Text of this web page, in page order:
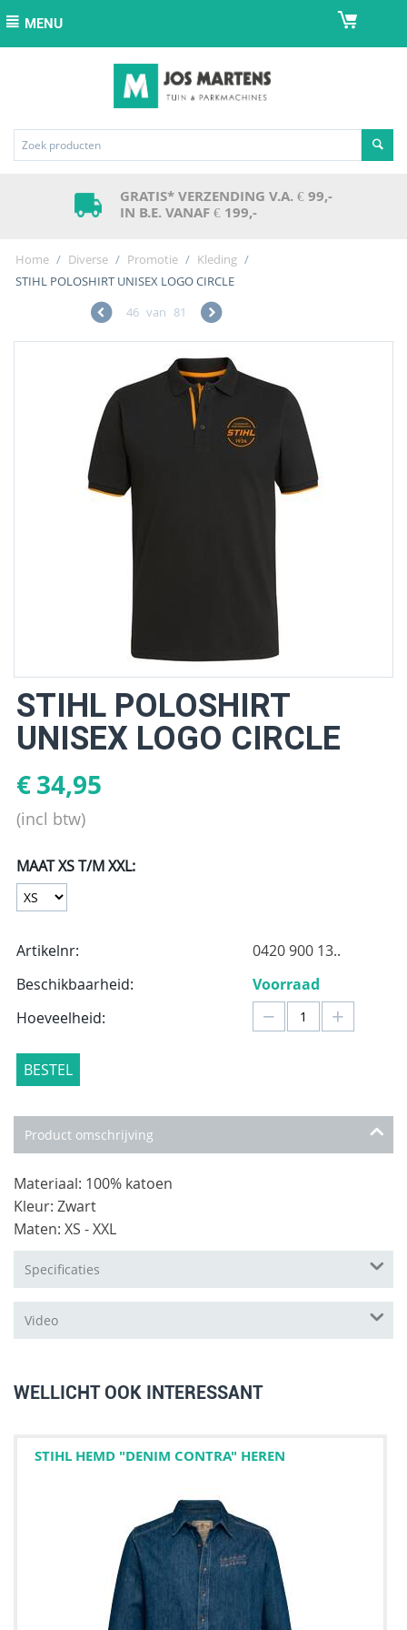
MENU
GRATIS* VERZENDING V.A. € 99,-
IN B.E. VANAF € 199,-
Home / Diverse / Promotie / Kleding /
STIHL POLOSHIRT UNISEX LOGO CIRCLE
46 van 81
STIHL POLOSHIRT
UNISEX LOGO CIRCLE
€34,95
(incl btw)
MAAT XS T/M XXL:
Artikelnr:
0420 900 13..
Beschikbaarheid:
Voorraad
Hoeveelheid:
+
−
BESTEL
Product omschrijving
Materiaal: 100% katoen
Kleur: Zwart
Maten: XS - XXL
Specificaties
Video
WELLICHT OOK INTERESSANT
STIHL HEMD "DENIM CONTRA" HEREN